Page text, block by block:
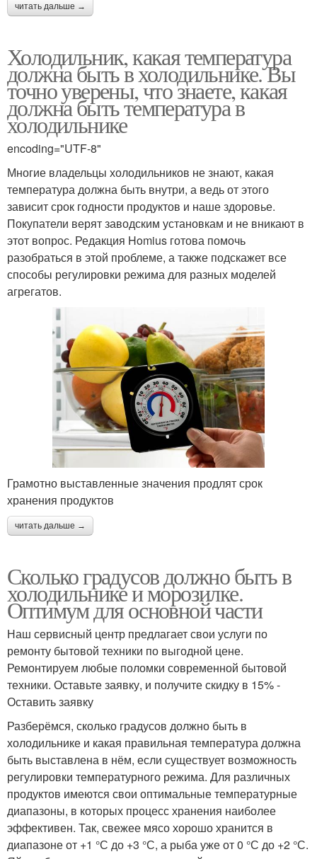
читать дальше →
Холодильник, какая температура
должна быть в холодильнике. Вы
точно уверены, что знаете, какая
должна быть температура в
холодильнике
encoding="UTF-8"
Многие владельцы холодильников не знают, какая
температура должна быть внутри, а ведь от этого
зависит срок годности продуктов и наше здоровье.
Покупатели верят заводским установкам и не вникают в
этот вопрос. Редакция Homius готова помочь
разобраться в этой проблеме, а также подскажет все
способы регулировки режима для разных моделей
агрегатов.
Грамотно выставленные значения продлят срок
хранения продуктов
читать дальше →
Сколько градусов должно быть в
холодильнике и морозилке.
Оптимум для основной части
Наш сервисный центр предлагает свои услуги по
ремонту бытовой техники по выгодной цене.
Ремонтируем любые поломки современной бытовой
техники. Оставьте заявку, и получите скидку в 15% -
Оставить заявку
Разберёмся, сколько градусов должно быть в
холодильнике и какая правильная температура должна
быть выставлена в нём, если существует возможность
регулировки температурного режима. Для различных
продуктов имеются свои оптимальные температурные
диапазоны, в которых процесс хранения наиболее
эффективен. Так, свежее мясо хорошо хранится в
диапазоне от +1 °С до +3 °С, а рыба уже от 0 °С до +2 °С.